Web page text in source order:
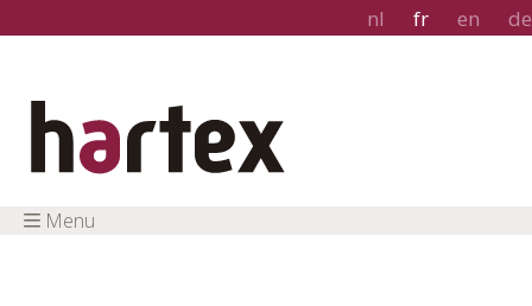
nl fr en de
Menu